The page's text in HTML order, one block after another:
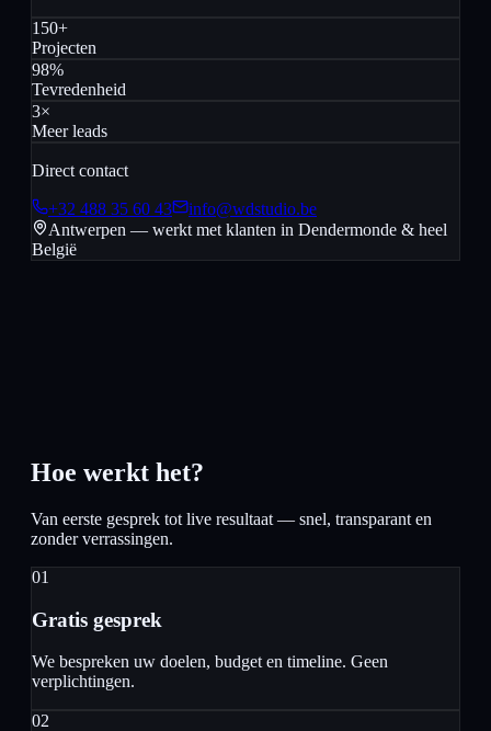
150+
Projecten
98%
Tevredenheid
3×
Meer leads
Direct contact
+32 488 35 60 43
info@wdstudio.be
Antwerpen — werkt met klanten in Dendermonde & heel
België
Hoe werkt het?
Van eerste gesprek tot live resultaat — snel, transparant en
zonder verrassingen.
01
Gratis gesprek
We bespreken uw doelen, budget en timeline. Geen
verplichtingen.
02